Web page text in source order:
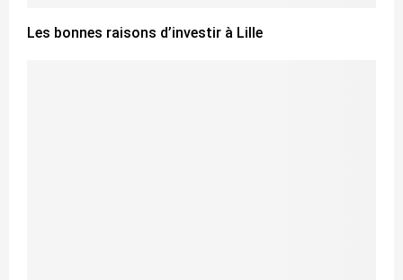
Les bonnes raisons d’investir à Lille